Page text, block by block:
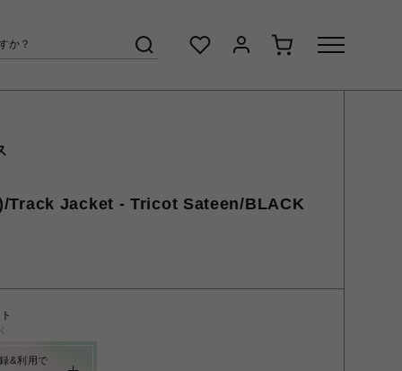
Track Jacket - Tricot Sateen/BLACK
&利用で